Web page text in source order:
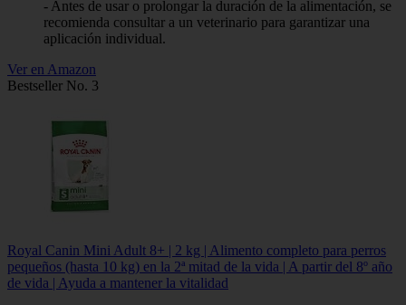
- Antes de usar o prolongar la duración de la alimentación, se
recomienda consultar a un veterinario para garantizar una
aplicación individual.
Ver en Amazon
Bestseller No. 3
Royal Canin Mini Adult 8+ | 2 kg | Alimento completo para perros
pequeños (hasta 10 kg) en la 2ª mitad de la vida | A partir del 8º año
de vida | Ayuda a mantener la vitalidad